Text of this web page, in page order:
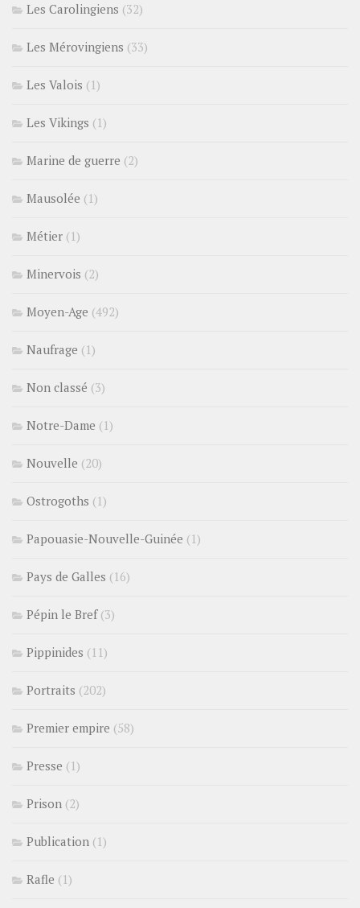
Les Carolingiens (32)
Les Mérovingiens (33)
Les Valois (1)
Les Vikings (1)
Marine de guerre (2)
Mausolée (1)
Métier (1)
Minervois (2)
Moyen-Age (492)
Naufrage (1)
Non classé (3)
Notre-Dame (1)
Nouvelle (20)
Ostrogoths (1)
Papouasie-Nouvelle-Guinée (1)
Pays de Galles (16)
Pépin le Bref(3)
Pippinides (11)
Portraits (202)
Premier empire (58)
Presse (1)
Prison (2)
Publication (1)
Rafle (1)